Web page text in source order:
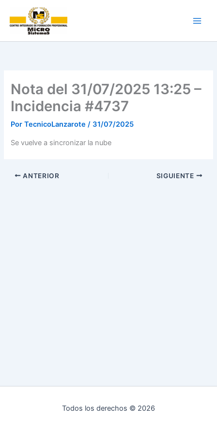
contenido
Nota del 31/07/2025 13:25 –
Incidencia #4737
PorTecnicoLanzarote/ 31/07/2025
Se vuelve a sincronizar la nube
ANTERIOR SIGUIENTE
Todos los derechos © 2026